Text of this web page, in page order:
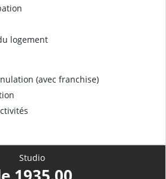
logement
(avec franchise)
Studio